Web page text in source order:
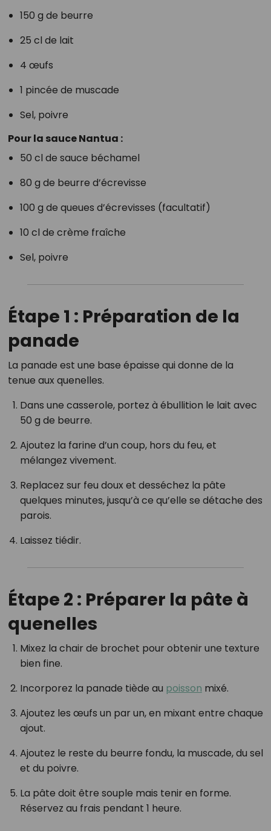
150 g de beurre
25 cl de lait
4 œufs
1 pincée de muscade
Sel, poivre
Pour la sauce Nantua :
50 cl de sauce béchamel
80 g de beurre d’écrevisse
100 g de queues d’écrevisses (facultatif)
10 cl de crème fraîche
Sel, poivre
Étape 1 : Préparation de la
panade
La panade est une base épaisse qui donne de la
tenue aux quenelles.
Dans une casserole, portez à ébullition le lait avec
50 g de beurre.
Ajoutez la farine d’un coup, hors du feu, et
mélangez vivement.
Replacez sur feu doux et desséchez la pâte
quelques minutes, jusqu’à ce qu’elle se détache des
parois.
Laissez tiédir.
Étape 2 : Préparer la pâte à
quenelles
Mixez la chair de brochet pour obtenir une texture
bien fine.
Incorporez la panade tiède au poisson mixé.
Ajoutez les œufs un par un, en mixant entre chaque
ajout.
Ajoutez le reste du beurre fondu, la muscade, du sel
et du poivre.
La pâte doit être souple mais tenir en forme.
Réservez au frais pendant 1 heure.